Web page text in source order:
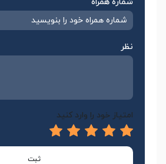
نظر
امتیاز خود را وارد کنید
ثبت